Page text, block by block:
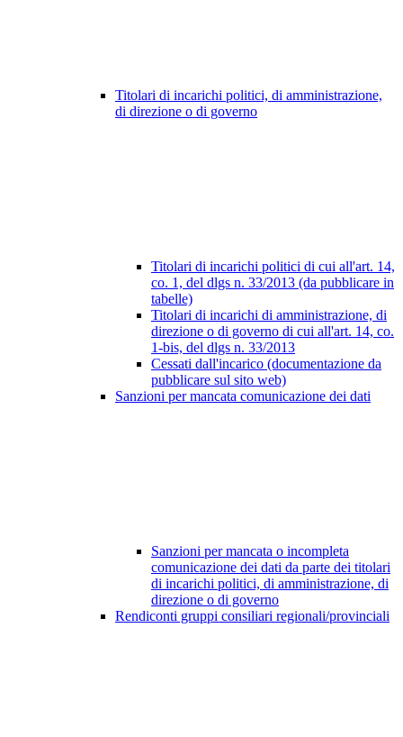
Titolari di incarichi politici, di amministrazione,
di direzione o di governo
Titolari di incarichi politici di cui all'art. 14,
co. 1, del dlgs n. 33/2013 (da pubblicare in
tabelle)
Titolari di incarichi di amministrazione, di
direzione o di governo di cui all'art. 14, co.
1-bis, del dlgs n. 33/2013
Cessati dall'incarico (documentazione da
pubblicare sul sito web)
Sanzioni per mancata comunicazione dei dati
Sanzioni per mancata o incompleta
comunicazione dei dati da parte dei titolari
di incarichi politici, di amministrazione, di
direzione o di governo
Rendiconti gruppi consiliari regionali/provinciali